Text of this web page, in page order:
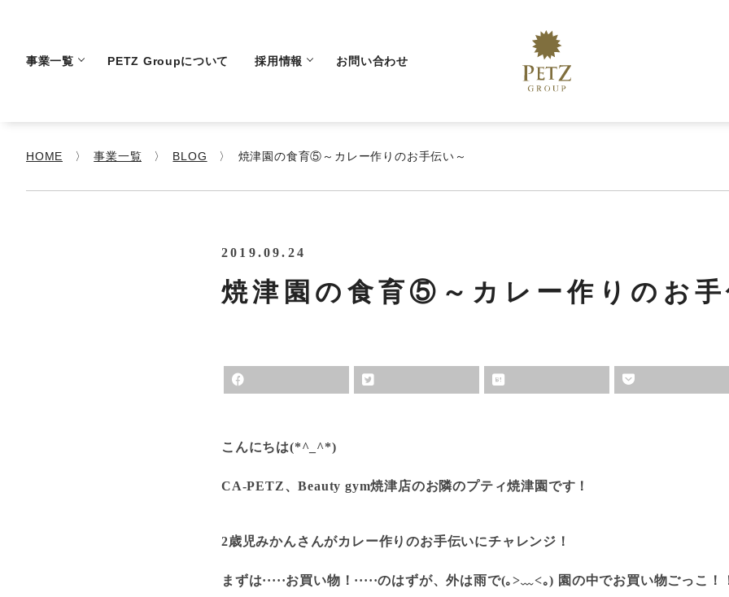
事業一覧 PETZ Groupについて 採用情報 お問い合わせ
HOME 事業一覧 BLOG 焼津園の食育⑤～カレー作りのお手伝い～
2019.09.24
焼津園の食育⑤～カレー作りのお
こんにちは(*^_^*)
CA-PETZ、Beauty gym焼津店のお隣のプティ焼津園です！
2歳児みかんさんがカレー作りのお手伝いにチャレンジ！
まずは·····お買い物！·····のはずが、外は雨で(｡>﹏<｡) 園の中でお買い物ごっこ！